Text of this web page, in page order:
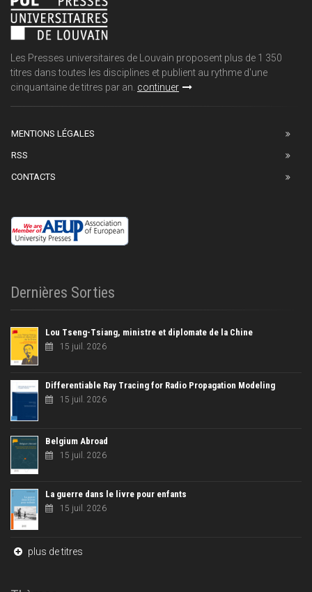
Les Presses universitaires de Louvain proposent plus de 1 350
titres dans toutes les disciplines et publient au rythme d'une
cinquantaine de titres par an. continuer
MENTIONS LÉGALES
RSS
CONTACTS
Dernières Sorties
Lou Tseng-Tsiang, ministre et diplomate de la Chine
15 juil. 2026
Differentiable Ray Tracing for Radio Propagation Modeling
15 juil. 2026
Belgium Abroad
15 juil. 2026
La guerre dans le livre pour enfants
15 juil. 2026
plus de titres